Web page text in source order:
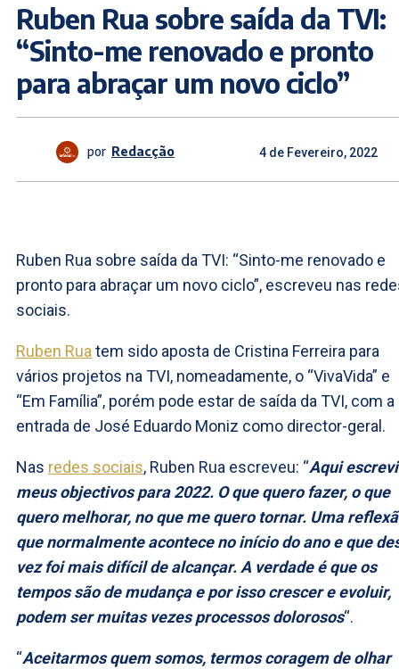
Ruben Rua sobre saída da TVI:
“Sinto-me renovado e pronto
para abraçar um novo ciclo”
por Redacção 4 de Fevereiro, 2022
Ruben Rua sobre saída da TVI: “Sinto-me renovado e
pronto para abraçar um novo ciclo”, escreveu nas
sociais.
Ruben Rua tem sido aposta de Cristina Ferreira para
vários projetos na TVI, nomeadamente, o “VivaVida” e
“Em Família”, porém pode estar de saída da TVI, com a
entrada de José Eduardo Moniz como director-geral.
Nas redes sociais, Ruben Rua escreveu: “Aqui
meus objectivos para 2022. O que quero fazer, o que
quero melhorar, no que me quero tornar. Uma
que normalmente acontece no início do ano e que
vez foi mais difícil de alcançar. A verdade é que os
tempos são de mudança e por isso crescer e evoluir,
podem ser muitas vezes processos dolorosos“.
“Aceitarmos quem somos, termos coragem de olhar